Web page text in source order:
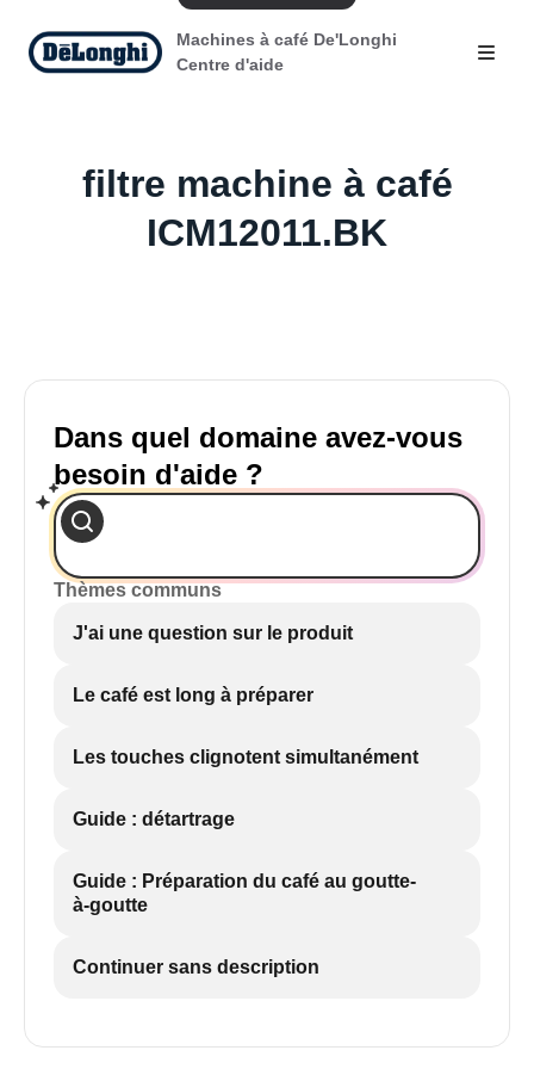
Machines à café De'Longhi
Centre d'aide
filtre machine à café
ICM12011.BK
Dans quel domaine avez-vous
besoin d'aide ?
Thèmes communs
J'ai une question sur le produit
Le café est long à préparer
Les touches clignotent simultanément
Guide : détartrage
Guide : Préparation du café au goutte-
à-goutte
Continuer sans description